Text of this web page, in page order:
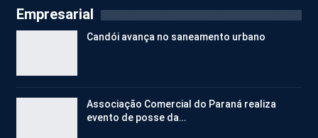
Empresarial
Candói avança no saneamento urbano
Associação Comercial do Paraná realiza
evento de posse da…